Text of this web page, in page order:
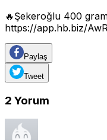
🔥Şekeroğlu 400
https://app.hb.biz/
Paylaş
Tweet
2 Yorum